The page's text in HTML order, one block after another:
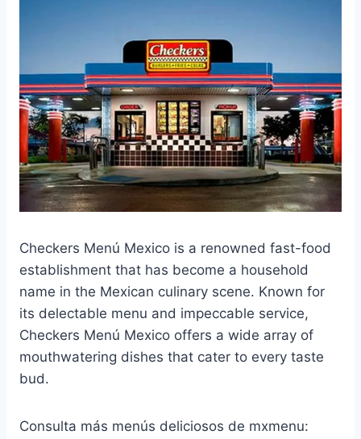
Checkers Menú Mexico is a renowned fast-food
establishment that has become a household
name in the Mexican culinary scene. Known for
its delectable menu and impeccable service,
Checkers Menú Mexico offers a wide array of
mouthwatering dishes that cater to every taste
bud.
Consulta más menús deliciosos de mxmenu: